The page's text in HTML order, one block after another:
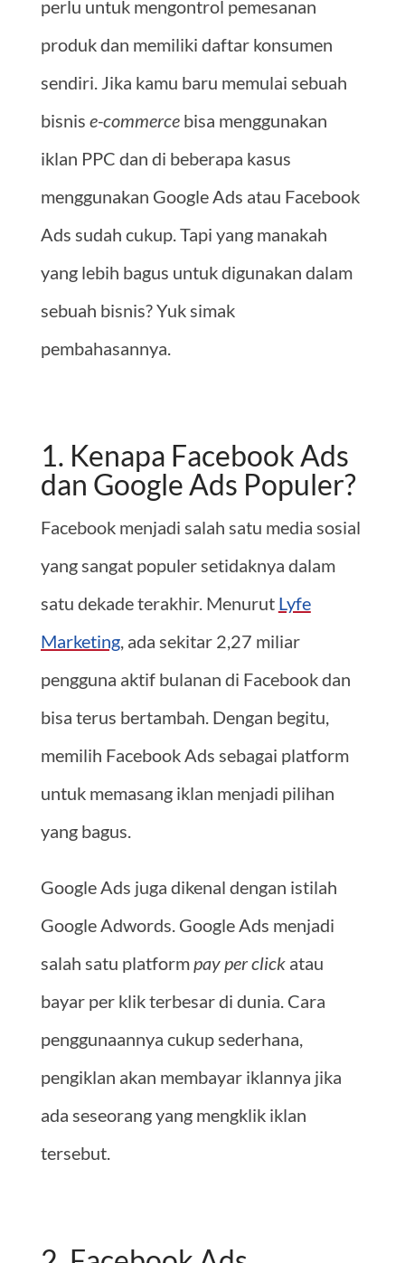
perlu untuk mengontrol pemesanan
produk dan memiliki daftar konsumen
sendiri. Jika kamu baru memulai sebuah
bisnis e-commercebisa menggunakan
iklan PPC dan di beberapa kasus
menggunakan Google Ads atau Facebook
Ads sudah cukup. Tapi yang manakah
yang lebih bagus untuk digunakan dalam
sebuah bisnis? Yuk simak
pembahasannya.
1. Kenapa Facebook Ads
dan Google Ads Populer?
Facebook menjadi salah satu media sosial
yang sangat populer setidaknya dalam
satu dekade terakhir. Menurut Lyfe
Marketing, ada sekitar 2,27 miliar
pengguna aktif bulanan di Facebook dan
bisa terus bertambah. Dengan begitu,
memilih Facebook Ads sebagai platform
untuk memasang iklan menjadi pilihan
yang bagus.
Google Ads juga dikenal dengan istilah
Google Adwords. Google Ads menjadi
salah satu platform pay per clickatau
bayar per klik terbesar di dunia. Cara
penggunaannya cukup sederhana,
pengiklan akan membayar iklannya jika
ada seseorang yang mengklik iklan
tersebut.